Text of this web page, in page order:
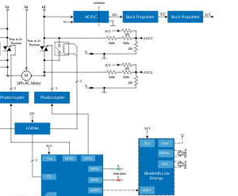
スマートフォンからアクセスできる
なGUIをオプションで提供
L1 L2 L3
3PhAC Motor
3V3
12V 3V3
12V
Indicators
5V
N
Triac or 2x
Thyristor
Triac or 2x
Thyristor
Isolation
N
500k 500k
10k
ADC3
3V3
10k
N
500k 500k
10k
ADC4
3V3
10k
3V3
32MHz
32kHz
AC/DC Buck Regulator Buck Regulator
Photocoupler Photocoupler
HVPAK
2
2 2
2
M
Bluetooth Low
Energy
Vdd PHY
RFOsc.
RTC
UART
Vdd
2C
GPIO
GPIO
UART
GPIO GPIO